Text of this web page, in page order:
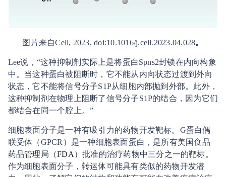
图片来自Cell, 2023, doi:10.1016/j.cell.2023.04.028。
Lee说，“这种抑制剂实际上是将蛋白Spns2封锁在内向构象
中。当这种蛋白被阻断时，它不能从内向状态过渡到外向
状态，它不能将信号分子S1P从细胞内部抛到外部。此外，
这种抑制剂在物理上阻断了信号分子S1P的结合，因为它们
都结合在同一个腔上。”
细胞表面分子是一种有吸引力的药物开发靶标。G蛋白偶
联受体（GPCR）是一种细胞表面蛋白，是所有美国食品
药品管理 局（FDA ）批准的治疗药物中三分之一的靶标。
作为细胞表面分子，转运体可能具有类似的药物开发潜